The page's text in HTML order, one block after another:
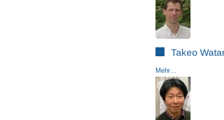
Takeo
Mehr…